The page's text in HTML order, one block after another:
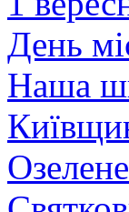
День
Наша